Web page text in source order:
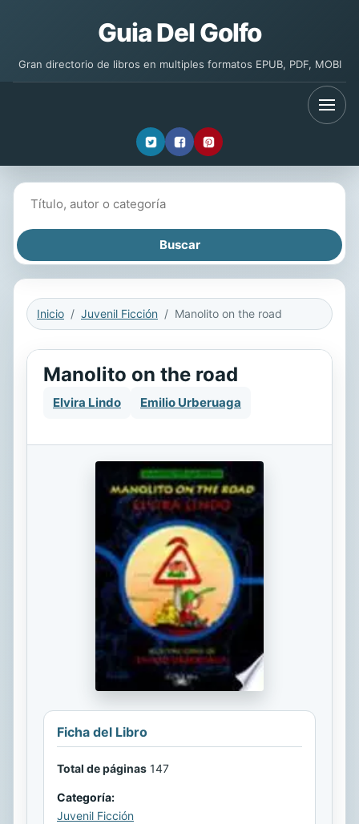
Guia Del Golfo
Gran directorio de libros en multiples formatos EPUB, PDF, MOBI
Inicio Juvenil Ficción Manolito on the road
Manolito on the road
Elvira Lindo Emilio Urberuaga
Ficha del Libro
Total de páginas 147
Categoría:
Juvenil Ficción